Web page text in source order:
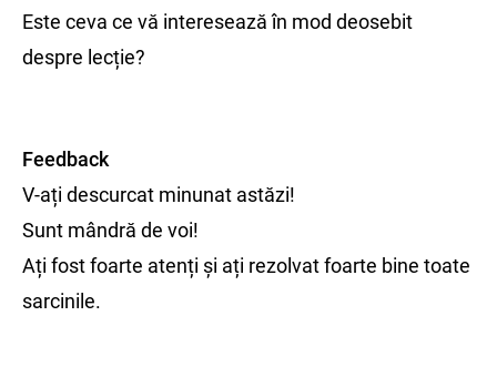
Este ceva ce vă interesează în mod deosebit
despre lecție?
Feedback
V-ați descurcat minunat astăzi!
Sunt mândră de voi!
Ați fost foarte atenți și ați rezolvat foarte bine toate
sarcinile.